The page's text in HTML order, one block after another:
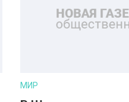
МИР